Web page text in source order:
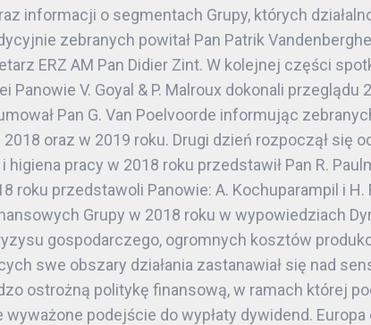
informacji o segmentach Grupy, których
zebranych powitał Pan Patrik
ERZ AM Pan Didier Zint. W kolejnej części
Panowie V. Goyal & P. Malroux dokonali
Pan G. Van Poelvoorde informując
oraz w 2019 roku. Drugi dzień rozpoczął się
pracy w 2018 roku przedstawił Pan R.
roku przedstawoli Panowie: A. Kochuparampil i
Grupy w 2018 roku w wypowiedziach
gospodarczego, ogromnych kosztów
swe obszary działania zastanawiał się nad
ostrożną politykę finansową, w ramach której
podejście do wypłaty dywidend.